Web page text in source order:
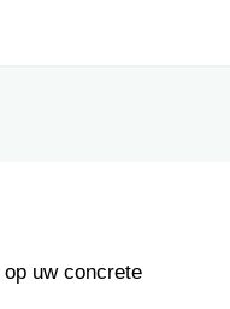
uw concrete